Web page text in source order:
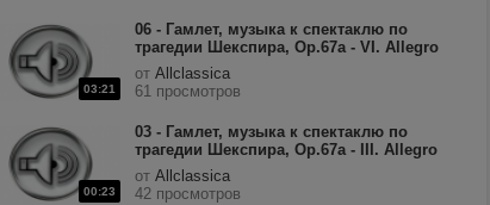
03:21
06 - Гамлет, музыка к спектаклю по
трагедии Шекспира, Op.67a - VI. Allegro
semplice.mp3
отAllclassica
61 просмотров
00:23
03 - Гамлет, музыка к спектаклю по
трагедии Шекспира, Op.67a - III. Allegro
vivo.mp3
отAllclassica
42 просмотров